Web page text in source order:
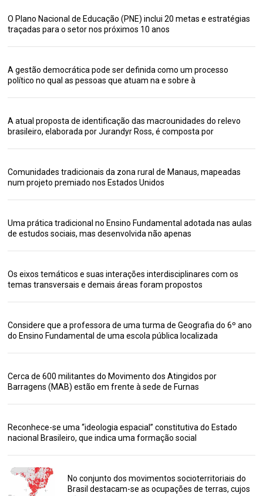
O Plano Nacional de Educação (PNE) inclui 20 metas e estratégias
traçadas para o setor nos próximos 10 anos
A gestão democrática pode ser definida como um processo
político no qual as pessoas que atuam na e sobre à
A atual proposta de identificação das macrounidades do relevo
brasileiro, elaborada por Jurandyr Ross, é composta por
Comunidades tradicionais da zona rural de Manaus, mapeadas
num projeto premiado nos Estados Unidos
Uma prática tradicional no Ensino Fundamental adotada nas aulas
de estudos sociais, mas desenvolvida não apenas
Os eixos temáticos e suas interações interdisciplinares com os
temas transversais e demais áreas foram propostos
Considere que a professora de uma turma de Geografia do 6º ano
do Ensino Fundamental de uma escola pública localizada
Cerca de 600 militantes do Movimento dos Atingidos por
Barragens (MAB) estão em frente à sede de Furnas
Reconhece-se uma “ideologia espacial” constitutiva do Estado
nacional Brasileiro, que indica uma formação social
No conjunto dos movimentos socioterritoriais do
Brasil destacam-se as ocupações de terras, cujos